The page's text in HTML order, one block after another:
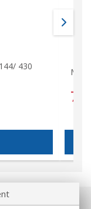
430